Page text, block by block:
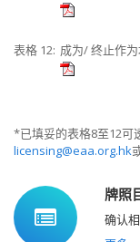
表格 12: 成为/ 终止作
*已填妥的表格8至12可
licensing@eaa.org.hk
牌照
确认